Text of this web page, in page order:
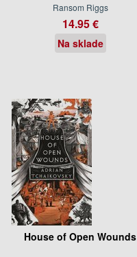
Ransom Riggs
14.95 €
Na sklade
House of Open Wounds